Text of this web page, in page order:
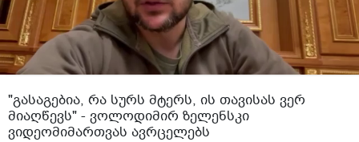
"გასაგებია, რა სურს მტერს, ის თავისას ვერ
მიაღწევს" - ვოლოდიმირ ზელენსკი
ვიდეომიმართვას ავრცელებს